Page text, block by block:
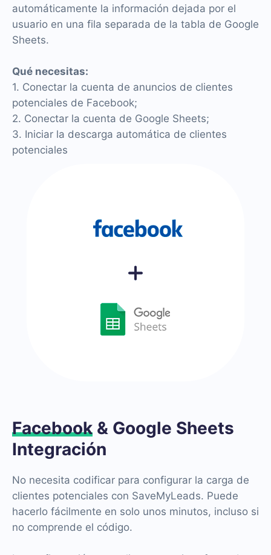
automáticamente la información dejada por el
usuario en una fila separada de la tabla de Google
Sheets.
Qué necesitas:
1. Conectar la cuenta de anuncios de clientes
potenciales de Facebook;
2. Conectar la cuenta de Google Sheets;
3. Iniciar la descarga automática de clientes
potenciales
Facebook & Google Sheets
Integración
No necesita codificar para configurar la carga de
clientes potenciales con SaveMyLeads. Puede
hacerlo fácilmente en solo unos minutos, incluso si
no comprende el código.